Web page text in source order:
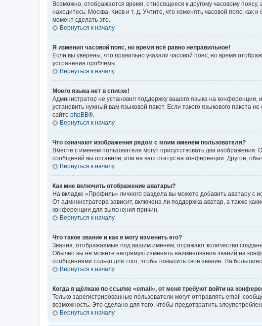
Возможно, отображается время, относящееся к другому часовому
находитесь: Москва, Киев и т. д. Учтите, что изменять часовой пояс,
момент сделать это.
Вернуться к началу
Я изменил часовой пояс, но время всё равно неправильное!
Если вы уверены, что правильно указали часовой пояс, но время
устранения проблемы.
Вернуться к началу
Моего языка нет в списке!
Администратор не установил поддержку вашего языка на
установить нужный вам языковой пакет. Если такого языкового
сайте phpBB®.
Вернуться к началу
Что означают изображения рядом с моим именем пользователя?
Вместе с именем пользователя могут присутствовать два
сообщений вы оставили, или на ваш статус на конференции. Другое,
Вернуться к началу
Как мне включить отображение аватары?
На вкладке «Профиль» личного раздела вы можете добавить аватару с
От администратора зависит, включена ли поддержка аватар, а также
конференции для выяснения причин.
Вернуться к началу
Что такое звание и как я могу изменить его?
Звания, отображаемые под вашим именем, отражают количество
Обычно вы не можете напрямую изменять наименования званий на
сообщениями только для того, чтобы повысить своё звание. На
Вернуться к началу
Когда я щёлкаю по ссылке «email», от меня требуют войти на
Только зарегистрированные пользователи могут отправлять email-
возможность. Это сделано для того, чтобы предотвратить
Вернуться к началу